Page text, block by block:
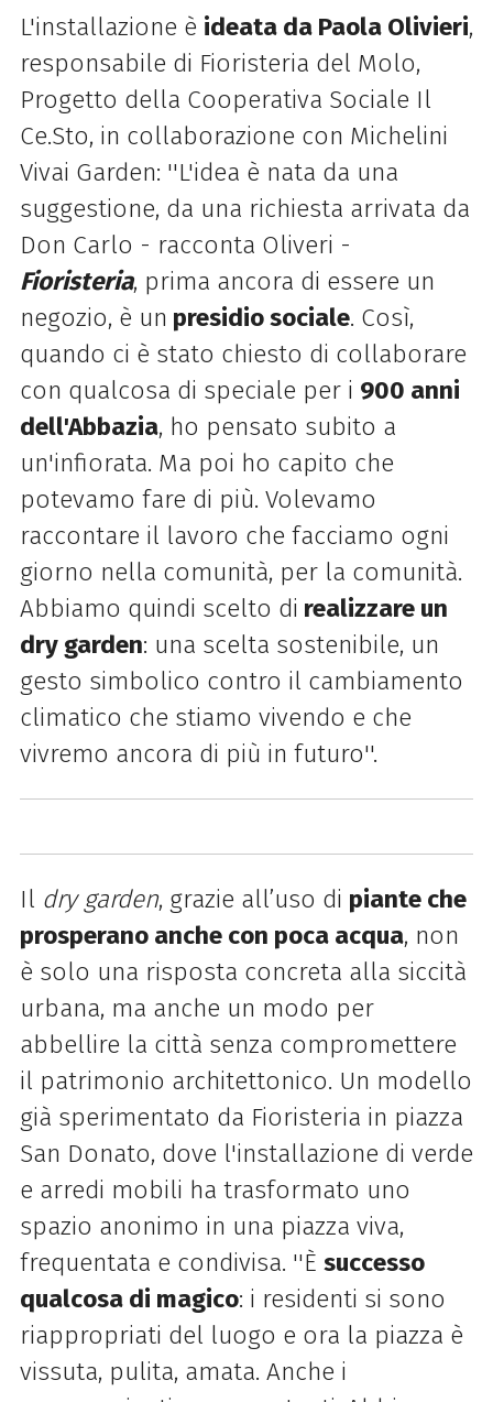
L'installazione è ideata da Paola Olivieri,
responsabile di Fioristeria del Molo,
Progetto della Cooperativa Sociale Il
Ce.Sto, in collaborazione con Michelini
Vivai Garden: ''L'idea è nata da una
suggestione, da una richiesta arrivata da
Don Carlo - racconta Oliveri -
Fioristeria, prima ancora di essere un
negozio, è un presidio sociale. Così,
quando ci è stato chiesto di collaborare
con qualcosa di speciale per i 900 anni
dell'Abbazia, ho pensato subito a
un'infiorata. Ma poi ho capito che
potevamo fare di più. Volevamo
raccontare il lavoro che facciamo ogni
giorno nella comunità, per la comunità.
Abbiamo quindi scelto di realizzare un
dry garden: una scelta sostenibile, un
gesto simbolico contro il cambiamento
climatico che stiamo vivendo e che
vivremo ancora di più in futuro''.
Il dry garden, grazie all’uso di piante che
prosperano anche con poca acqua, non
è solo una risposta concreta alla siccità
urbana, ma anche un modo per
abbellire la città senza compromettere
il patrimonio architettonico. Un modello
già sperimentato da Fioristeria in piazza
San Donato, dove l'installazione di verde
e arredi mobili ha trasformato uno
spazio anonimo in una piazza viva,
frequentata e condivisa. ''È successo
qualcosa di magico: i residenti si sono
riappropriati del luogo e ora la piazza è
vissuta, pulita, amata. Anche i